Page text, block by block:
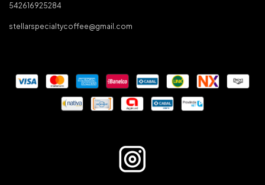
542616925284
stellarspecialtycoffee@gmail.com